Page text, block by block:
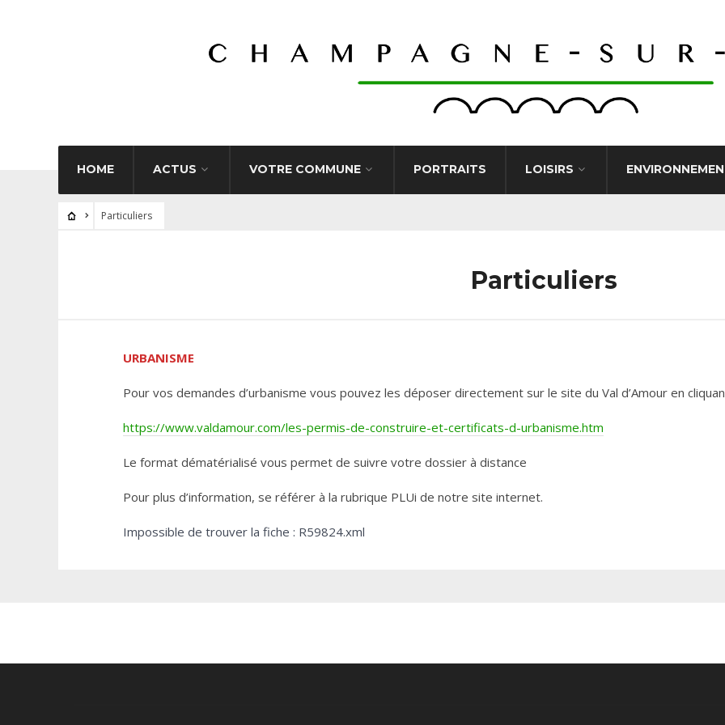
HOME ACTUS VOTRE COMMUNE PORTRAITS LOISIRS
Particuliers
Particuliers
URBANISME
Pour vos demandes d’urbanisme vous pouvez les déposer directement sur le site du Val d’Amour en
https://www.valdamour.com/les-permis-de-construire-et-certificats-d-urbanisme.htm
Le format dématérialisé vous permet de suivre votre dossier à distance
Pour plus d’information, se référer à la rubrique PLUi de notre site internet.
Impossible de trouver la fiche : R59824.xml